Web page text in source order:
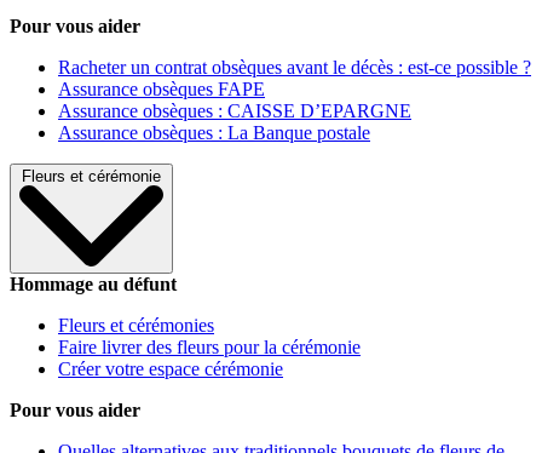
Pour vous aider
Racheter un contrat obsèques avant le décès : est-ce possible ?
Assurance obsèques FAPE
Assurance obsèques : CAISSE D’EPARGNE
Assurance obsèques : La Banque postale
Fleurs et cérémonie
Hommage au défunt
Fleurs et cérémonies
Faire livrer des fleurs pour la cérémonie
Créer votre espace cérémonie
Pour vous aider